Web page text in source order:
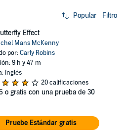
Popular Filtro
Effect
Mans McKenny
por:Carly Robins
9 h y 47 m
Inglés
20 calificaciones
o gratis con una prueba de 30
Pruebe Estándar gratis